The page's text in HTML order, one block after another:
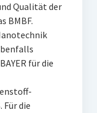
Qualität der
BMBF.
für die
Für die